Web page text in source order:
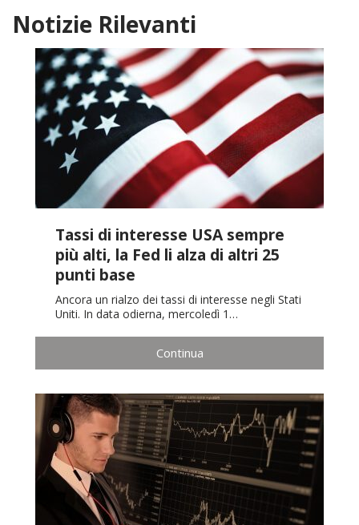
Notizie Rilevanti
Tassi di interesse USA sempre
più alti, la Fed li alza di altri 25
punti base
Ancora un rialzo dei tassi di interesse negli Stati
Uniti. In data odierna, mercoledì 1…
Continua